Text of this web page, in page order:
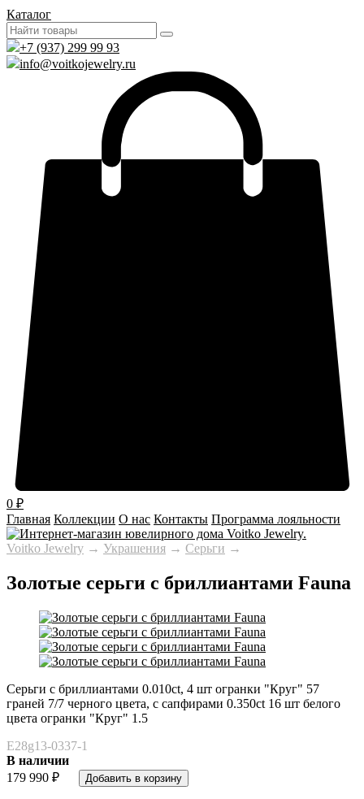
Каталог
+7 (937) 299 99 93
info@voitkojewelry.ru
0 ₽
Главная Коллекции О нас Контакты Программа лояльности
Voitko Jewelry → Украшения → Серьги →
Золотые серьги с бриллиантами Fauna
Серьги с бриллиантами 0.010ct, 4 шт огранки "Круг" 57
граней 7/7 черного цвета, с сапфирами 0.350ct 16 шт белого
цвета огранки "Круг" 1.5
E28g13-0337-1
В наличии
179 990 ₽